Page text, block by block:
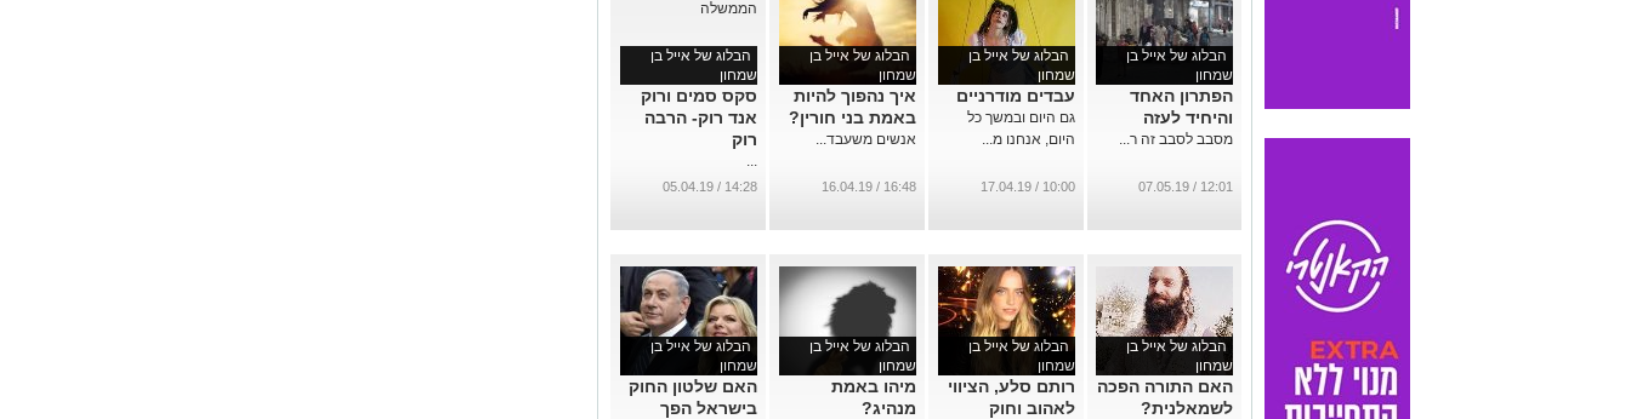
הבלוג של אייל בן
שמחון
הפתרון האחד
והיחיד לעזה
מסבב לסבב זה ר...
12:01 / 07.05.19
הבלוג של אייל בן
שמחון
עבדים מודרניים
גם היום ובמשך כל
היום, אנחנו מ...
10:00 / 17.04.19
הבלוג של אייל בן
שמחון
איך נהפוך להיות
באמת בני חורין?
אנשים משעבד...
16:48 / 16.04.19
הבלוג של אייל בן
שמחון
סקס סמים ורוק
אנד רוק- הרבה
רוק
...
14:28 / 05.04.19
הבלוג של אייל בן
שמחון
האם התורה הפכה
לשמאלנית?
הבלוג של אייל בן
שמחון
רותם סלע, הציווי
לאהוב וחוק
הבלוג של אייל בן
שמחון
מיהו באמת
מנהיג?
הבלוג של אייל בן
שמחון
האם שלטון החוק
בישראל הפך